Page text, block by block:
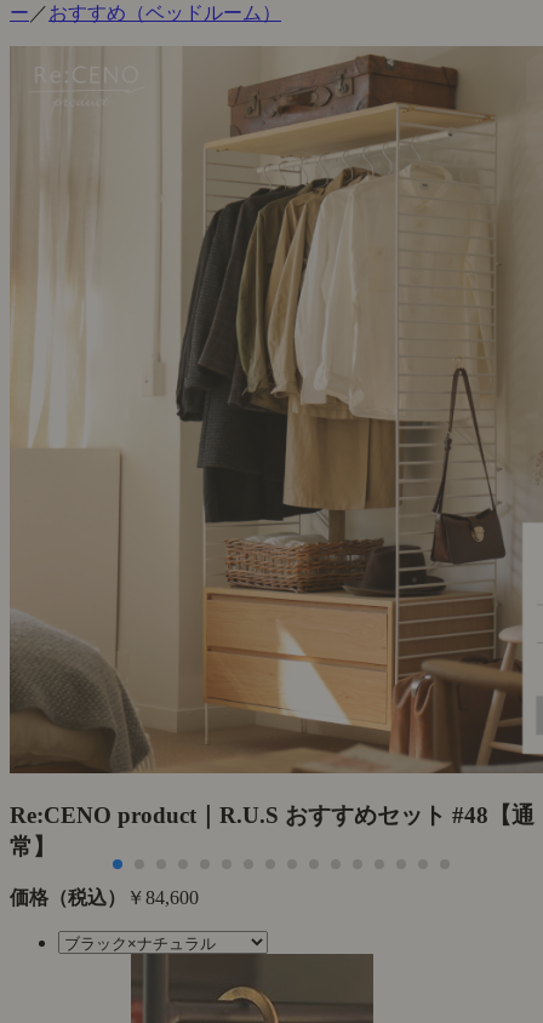
ー ／おすすめ（ベッドルーム）
Re:CENO product｜R.U.S おすすめセット #48【通
常】
価格（税込） ￥84,600